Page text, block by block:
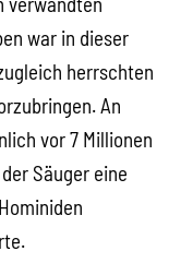
war in dieser
herrschten
An
vor 7 Millionen
Säuger eine